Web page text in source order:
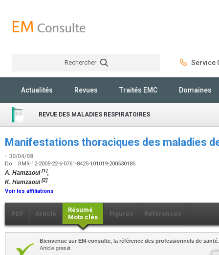
Rechercher Service
Actualités Revues Traités EMC Domaines
REVUE DES MALADIES RESPIRATOIRES
Manifestations thoraciques des maladies
- 30/04/08
Doi : RMR-12-2005-22-6-0761-8425-101019-200530185
A. Hamzaoui[1],
K. Hamzaoui[2]
Voir les affiliations
PDF Article
Résumé
Mots clés
Figures Références
Bienvenue sur EM-consulte, la référence des professionnels de santé.
Article gratuit.